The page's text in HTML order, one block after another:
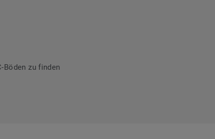
Böden zu finden